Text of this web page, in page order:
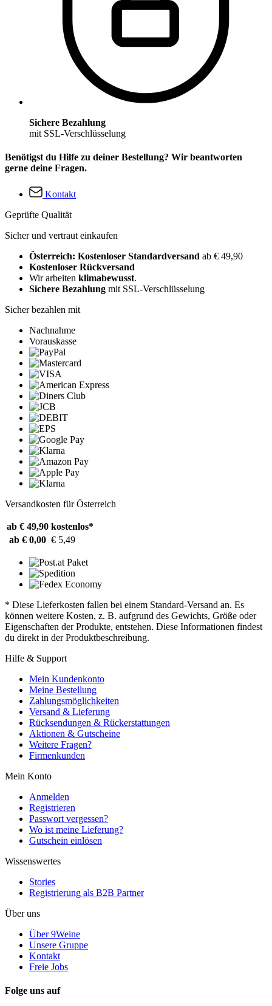
Sichere Bezahlung
mit SSL-Verschlüsselung
Benötigst du Hilfe zu deiner Bestellung? Wir beantworten
gerne deine Fragen.
Kontakt
Geprüfte Qualität
Sicher und vertraut einkaufen
Österreich: Kostenloser Standardversand ab € 49,90
Kostenloser Rückversand
Wir arbeiten klimabewusst.
Sichere Bezahlung mit SSL-Verschlüsselung
Sicher bezahlen mit
Nachnahme
Vorauskasse
Versandkosten für Österreich
ab € 49,90 kostenlos*
ab € 0,00 € 5,49
* Diese Lieferkosten fallen bei einem Standard-Versand an. Es
können weitere Kosten, z. B. aufgrund des Gewichts, Größe oder
Eigenschaften der Produkte, entstehen. Diese Informationen findest
du direkt in der Produktbeschreibung.
Hilfe & Support
Mein Kundenkonto
Meine Bestellung
Zahlungsmöglichkeiten
Versand & Lieferung
Rücksendungen & Rückerstattungen
Aktionen & Gutscheine
Weitere Fragen?
Firmenkunden
Mein Konto
Anmelden
Registrieren
Passwort vergessen?
Wo ist meine Lieferung?
Gutschein einlösen
Wissenswertes
Stories
Registrierung als B2B Partner
Über uns
Über 9Weine
Unsere Gruppe
Kontakt
Freie Jobs
Folge uns auf